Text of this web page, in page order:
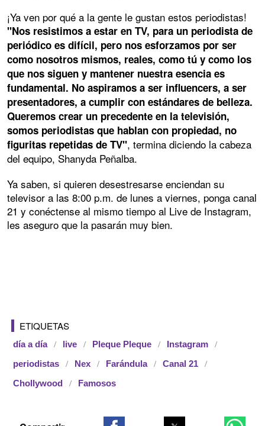
¡Ya ven por qué a la gente le gustan estos periodistas!
"Nos resistimos a estar en TV, para un periodista de
periódico es difícil, pero nos esforzamos por ser
como nosotros mismos, reales, como tú y como los
que nos siguen y mantener nuestra esencia es
fundamental. No aspiramos a ser influencers, a ser
presentadores, a cumplir con estándares de belleza.
Queremos crear un precedente en la televisión,
somos periodistas que hablan con propiedad, no
figuritas repetidas de TV", termina diciendo la cabeza
del equipo, Shanyda Peñalba.
Ya saben, si quieren desestresarse enciendan su
televisor a las 8:00 p.m. de lunes a viernes, ponga canal
21 y conéctense al mismo tiempo al Live de Instagram,
les aseguro que la pasarán muy bien.
ETIQUETAS
día a día live Pleque Pleque Instagram
periodistas Nex Farándula Canal 21
Chollywood Famosos